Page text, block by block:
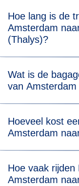
minuten voor de
(Thalys) trein van
zijn.
Hoe lang is de
Amsterdam
(Thalys)?
minuten.
Wat is de
van
cm) en één stuk
gewichtsbeperking,
Hoeveel kost
Amsterdam
Hoe vaak
Amsterdam